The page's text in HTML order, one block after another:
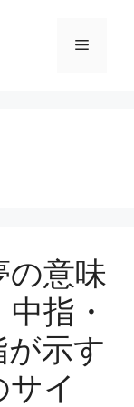
メ
の意味
指・
示す
イ